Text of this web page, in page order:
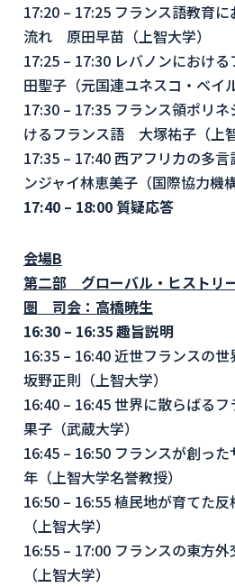
17:20 – 17:25 フランス語教育
流れ 原田早苗（上智大学）
17:25 – 17:30 レバノンにおけ
田聖子（元国連ユネスコ・ベイ
17:30 – 17:35 フランス領ポリ
けるフランス語 大塚祐子（上智
17:35 – 17:40 西アフリカの多
ンジャイ林恵美子（国際協力機構
17:40 – 18:00 質疑応答
会場B
第二部 グローバル・ヒストリ
圏 司会：高橋暁生
16:30 – 16:35趣旨説明
16:35 – 16:40 近世フランスの
坂野正則（上智大学）
16:40 – 16:45 世界に散らばる
果子（武蔵大学）
16:45 – 16:50 フランスが創っ
年（上智大学名誉教授）
16:50 – 16:55 植民地が育てた
（上智大学）
16:55 – 17:00 フランスの東方
（上智大学）